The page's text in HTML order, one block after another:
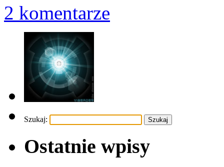
2 komentarze
Szukaj:
Ostatnie wpisy